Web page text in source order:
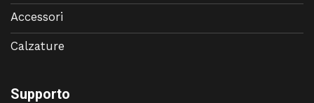
Accessori
Calzature
Supporto